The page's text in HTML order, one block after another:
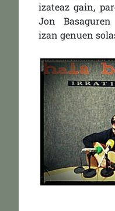
izateaz gain,
Jon
izan genuen